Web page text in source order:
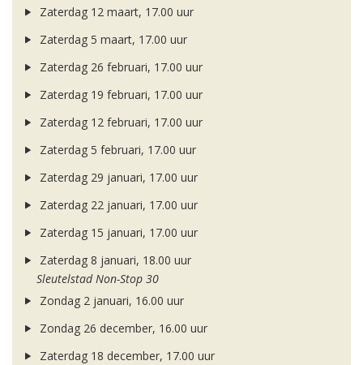
Zaterdag 12 maart, 17.00 uur
Zaterdag 5 maart, 17.00 uur
Zaterdag 26 februari, 17.00 uur
Zaterdag 19 februari, 17.00 uur
Zaterdag 12 februari, 17.00 uur
Zaterdag 5 februari, 17.00 uur
Zaterdag 29 januari, 17.00 uur
Zaterdag 22 januari, 17.00 uur
Zaterdag 15 januari, 17.00 uur
Zaterdag 8 januari, 18.00 uur
Sleutelstad Non-Stop 30
Zondag 2 januari, 16.00 uur
Zondag 26 december, 16.00 uur
Zaterdag 18 december, 17.00 uur